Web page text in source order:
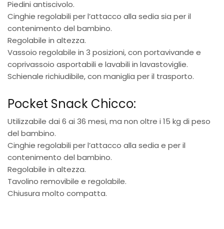
Piedini antiscivolo.
Cinghie regolabili per l’attacco alla sedia sia per il
contenimento del bambino.
Regolabile in altezza.
Vassoio regolabile in 3 posizioni, con portavivande e
coprivassoio asportabili e lavabili in lavastoviglie.
Schienale richiudibile, con maniglia per il trasporto.
Pocket Snack Chicco:
Utilizzabile dai 6 ai 36 mesi, ma non oltre i 15 kg di peso
del bambino.
Cinghie regolabili per l’attacco alla sedia e per il
contenimento del bambino.
Regolabile in altezza.
Tavolino removibile e regolabile.
Chiusura molto compatta.